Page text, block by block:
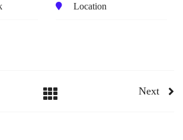
Location
Next